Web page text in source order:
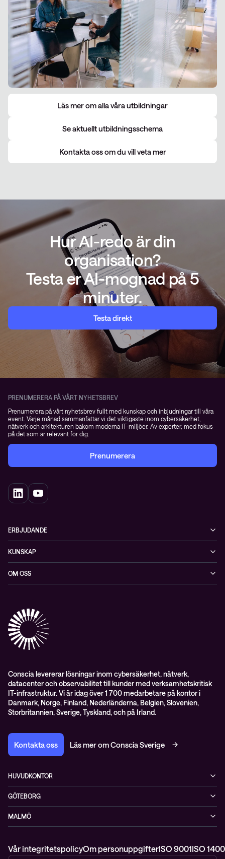
Läs mer om alla våra utbildningar
Se aktuellt utbildningsschema
Kontakta oss om du vill veta mer
Hur AI-redo är din
organisation?
Testa er AI-mognad på 5
minuter.
Testa direkt
PRENUMERERA PÅ VÅRT NYHETSBREV
Prenumerera på vårt nyhetsbrev fullt med kunskap och inbjudningar till våra
event. Varje månad sammanfattar vi det viktigaste inom cybersäkerhet,
nätverk och arkitekturen bakom moderna IT-miljöer. Av experter, med fokus
på det som är relevant för dig.
Prenumerera
ERBJUDANDE
Datacenter & moln
Nätverk & WiFi
KUNSKAP
Event
Whitepapers & guider
OM OSS
Kontakt
Pressnyheter
Conscia levererar lösningar inom cybersäkerhet, nätverk,
datacenter och observabilitet till kunder med verksamhetskritisk
IT-infrastruktur. Vi är idag över 1 700 medarbetare på kontor i
Danmark, Norge, Finland, Nederländerna, Belgien, Slovenien,
Storbritannien, Sverige, Tyskland, och på Irland.
Kontakta oss Läs mer om Conscia Sverige
HUVUDKONTOR
Rålambsvägen 17, 16tr
112 59 Stockholm
+46 (0)8 765 53 00
GÖTEBORG
MIMO, Mölndals bro 7
431 30 Mölndal
MALMÖ
Vår integritetspolicyOm personuppgifterISO 9001ISO